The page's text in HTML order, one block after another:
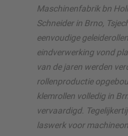
Maschinenfabrik bn
Schneider in Brno,
eenvoudige
eindverwerking vond
van de jaren werden
rollenproductie
klemrollen volledig in
vervaardigd.
laswerk voor